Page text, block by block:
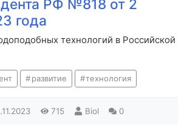
РФ №818 от 2
года
технологий в Российской
развитие технология
715 Biol 0